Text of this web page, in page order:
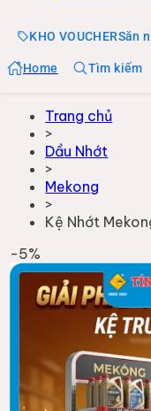
KHO VOUCHERSăn
Home Tìm kiếm
Trang chủ
>
Dầu Nhớt
>
Mekong
>
Kệ Nhớt
-5%